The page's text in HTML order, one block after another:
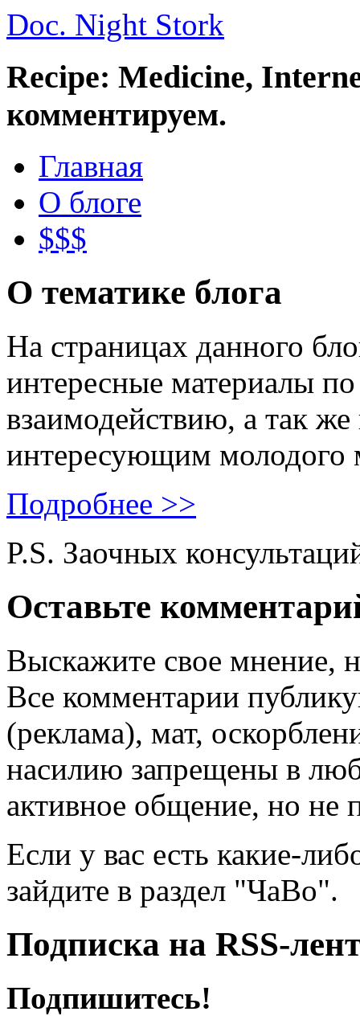
Doc. Night Stork
Recipe: Medicine,
комментируем.
Главная
О блоге
$$$
О тематике блога
На страницах данного
интересные материалы
взаимодействию, а так
интересующим молодого
Подробнее >>
P.S. Заочных
Оставьте
Выскажите свое мнение,
Все комментарии
(реклама), мат,
насилию запрещены в
активное общение, но не
Если у вас есть какие-
зайдите в раздел "ЧаВо".
Подписка на RSS-
Подпишитесь!